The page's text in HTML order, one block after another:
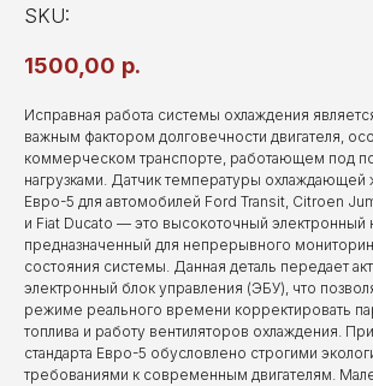
SKU:
1500,00 р.
Исправная работа системы охлаждения
важным фактором долговечности двигателя,
коммерческом транспорте, работающем под
нагрузками. Датчик температуры охлаждающей
Евро-5 для автомобилей Ford Transit, Citroen
и Fiat Ducato — это высокоточный электронный
предназначенный для непрерывного
состояния системы. Данная деталь передает
электронный блок управления (ЭБУ), что
режиме реального времени корректировать
топлива и работу вентиляторов охлаждения.
стандарта Евро-5 обусловлено строгими
требованиями к современным двигателям.